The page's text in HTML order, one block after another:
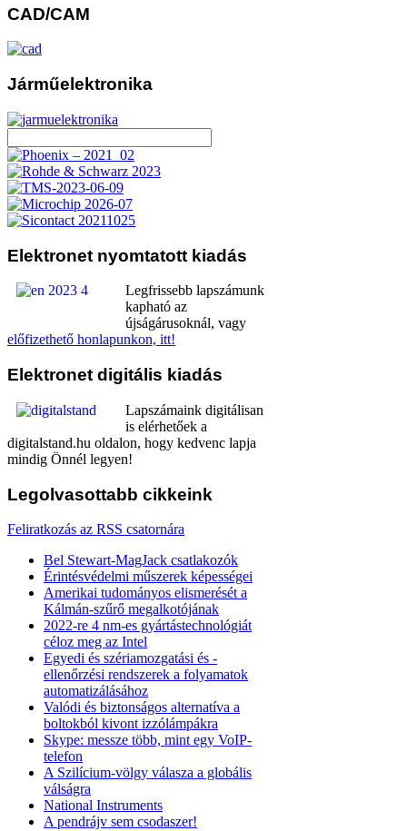
CAD/CAM
Járműelektronika
Elektronet nyomtatott kiadás
Legfrissebb lapszámunk
kapható az
újságárusoknál, vagy
előfizethető honlapunkon, itt!
Elektronet digitális kiadás
Lapszámaink digitálisan
is elérhetőek a
digitalstand.hu oldalon, hogy kedvenc lapja
mindig Önnél legyen!
Legolvasottabb cikkeink
Feliratkozás az RSS csatornára
Bel Stewart-MagJack csatlakozók
Érintésvédelmi műszerek képességei
Amerikai tudományos elismerését a
Kálmán-szűrő megalkotójának
2022-re 4 nm-es gyártástechnológiát
céloz meg az Intel
Egyedi és szériamozgatási és -
ellenőrzési rendszerek a folyamatok
automatizálásához
Valódi és biztonságos alternatíva a
boltokból kivont izzólámpákra
Skype: messze több, mint egy VoIP-
telefon
A Szilícium-völgy válasza a globális
válságra
National Instruments
A pendrájv sem csodaszer!